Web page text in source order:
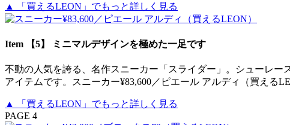
▲ 「買えるLEON」でもっと詳しく見る
Item 【5】 ミニマルデザインを極めた一足です
不動の人気を誇る、名作スニーカー「スライダー」。シューレ
アイテムです。スニーカー¥83,600／ピエール アルディ（買える
▲ 「買えるLEON」でもっと詳しく見る
PAGE 4